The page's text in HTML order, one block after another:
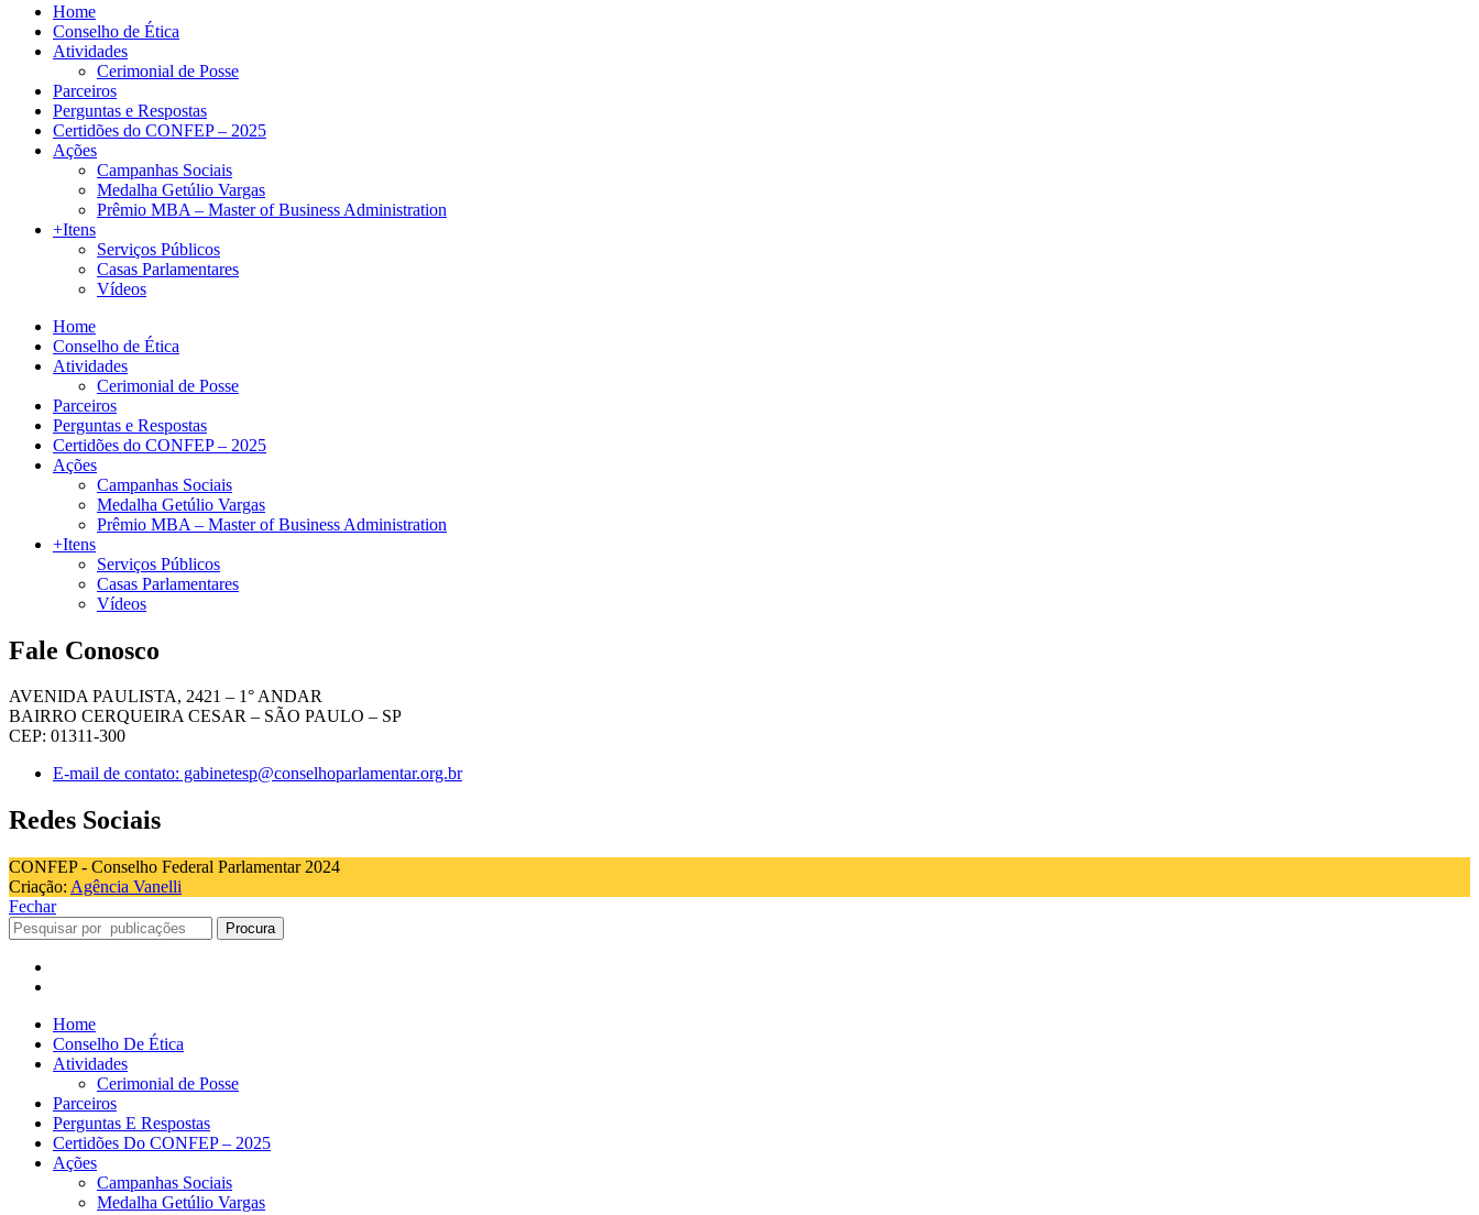
Home
Conselho de Ética
Atividades
Cerimonial de Posse
Parceiros
Perguntas e Respostas
Certidões do CONFEP – 2025
Ações
Campanhas Sociais
Medalha Getúlio Vargas
Prêmio MBA – Master of Business Administration
+Itens
Serviços Públicos
Casas Parlamentares
Vídeos
Home
Conselho de Ética
Atividades
Cerimonial de Posse
Parceiros
Perguntas e Respostas
Certidões do CONFEP – 2025
Ações
Campanhas Sociais
Medalha Getúlio Vargas
Prêmio MBA – Master of Business Administration
+Itens
Serviços Públicos
Casas Parlamentares
Vídeos
Fale Conosco
AVENIDA PAULISTA, 2421 – 1° ANDAR
BAIRRO CERQUEIRA CESAR – SÃO PAULO – SP
CEP: 01311-300
E-mail de contato: gabinetesp@conselhoparlamentar.org.br
Redes Sociais
CONFEP - Conselho Federal Parlamentar 2024
Criação: Agência Vanelli
Fechar
Procura
Home
Conselho De Ética
Atividades
Cerimonial de Posse
Parceiros
Perguntas E Respostas
Certidões Do CONFEP – 2025
Ações
Campanhas Sociais
Medalha Getúlio Vargas